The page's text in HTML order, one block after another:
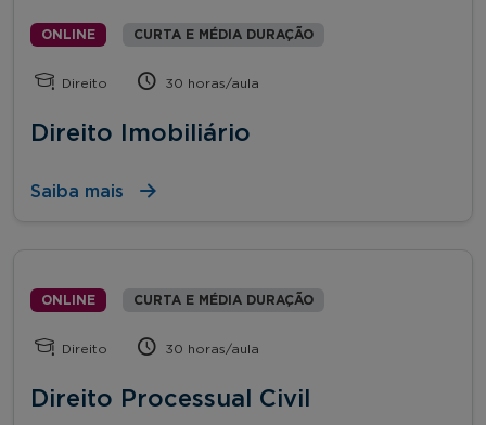
ONLINE CURTA E MÉDIA DURAÇÃO
Direito 30 horas/aula
Direito Imobiliário
Saiba mais
ONLINE CURTA E MÉDIA DURAÇÃO
Direito 30 horas/aula
Direito Processual Civil